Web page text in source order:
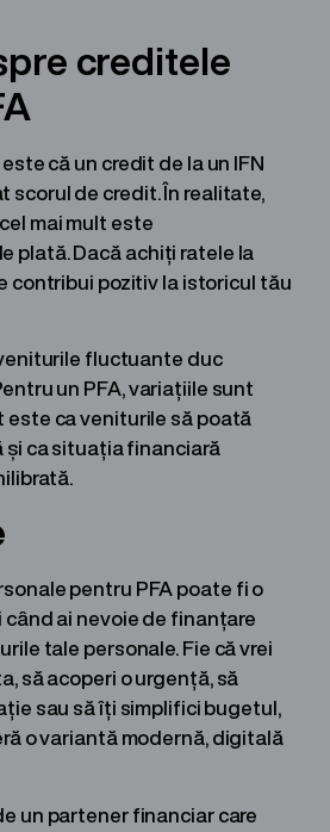
creditele
că un credit de la un IFN
scorul de credit. În realitate,
mai mult este
plată. Dacă achiți ratele la
contribui pozitiv la istoricul tău
fluctuante duc
un PFA, variațiile sunt
este ca veniturile să poată
și ca situația financiară
pentru PFA poate fi o
ai nevoie de finanțare
tale personale. Fie că vrei
să acoperi o urgență, să
sau să îți simplifici bugetul,
o variantă modernă, digitală
un partener financiar care